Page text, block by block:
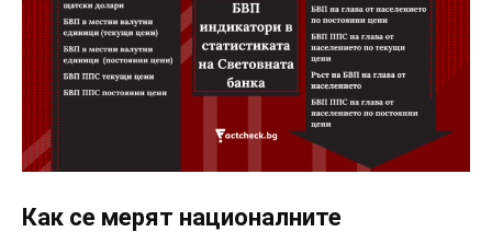
Как се мерят националните